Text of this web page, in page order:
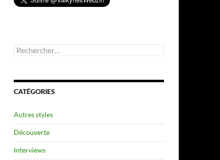
Rechercher :
CATÉGORIES
Autres styles
Découverte
Interviews